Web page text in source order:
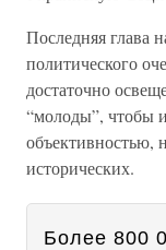
Последняя глава
политического
достаточно
“молоды”, чтобы
объективностью,
исторических.
Более 800